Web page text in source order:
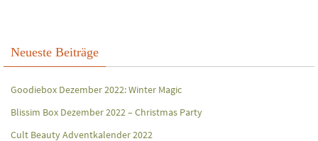
Neueste Beiträge
Goodiebox Dezember 2022: Winter Magic
Blissim Box Dezember 2022 – Christmas Party
Cult Beauty Adventkalender 2022